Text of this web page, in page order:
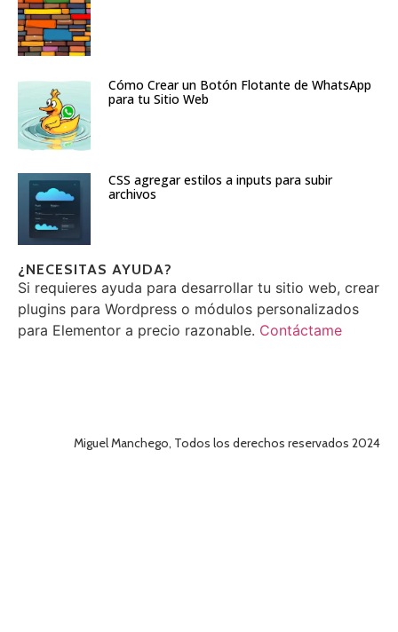
Cómo Crear un Botón Flotante de WhatsApp
para tu Sitio Web
CSS agregar estilos a inputs para subir
archivos
¿NECESITAS AYUDA?
Si requieres ayuda para desarrollar tu sitio web, crear
plugins para Wordpress o módulos personalizados
para Elementor a precio razonable. Contáctame
Miguel Manchego, Todos los derechos reservados 2024